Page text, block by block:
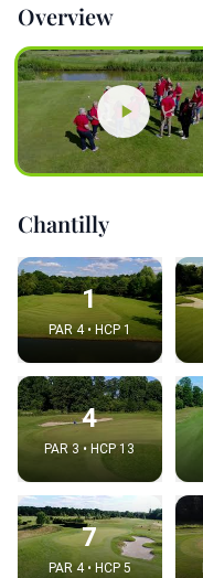
Overview
Chantilly
1
PAR 4 • HCP 1
4
PAR 3 • HCP 13
7
PAR 4 • HCP 5